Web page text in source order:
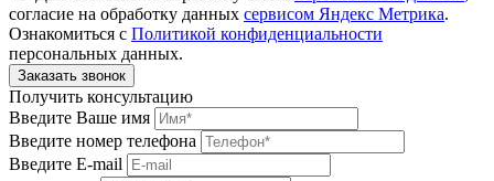
согласие на обработку данных сервисом Яндекс Метрика.
Ознакомиться с Политикой конфиденциальности
персональных данных.
Получить консультацию
Введите Ваше имя
Введите номер телефона
Введите E-mail